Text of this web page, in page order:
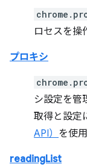
ロセスを操
プロキシ
シ設定を管
取得と設定
API） を使
readingList